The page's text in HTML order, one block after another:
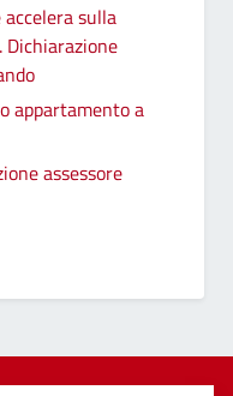
sulla
appartamento a
assessore